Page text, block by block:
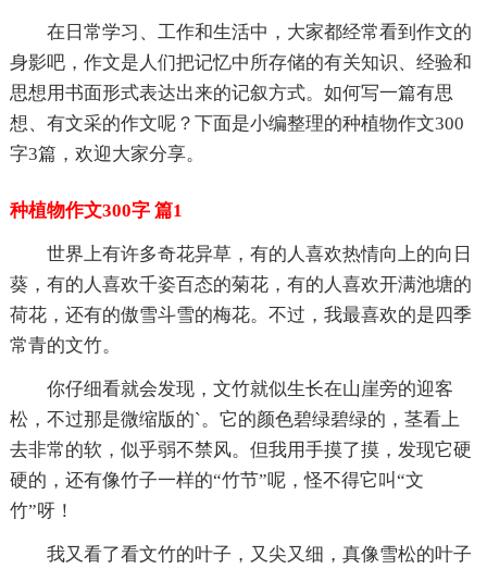
在日常学习、工作和生活中，大家都经常看到作文的
身影吧，作文是人们把记忆中所存储的有关知识、经验和
思想用书面形式表达出来的记叙方式。如何写一篇有思
想、有文采的作文呢？下面是小编整理的种植物作文300
字3篇，欢迎大家分享。
种植物作文300字 篇1
世界上有许多奇花异草，有的人喜欢热情向上的向日
葵，有的人喜欢千姿百态的菊花，有的人喜欢开满池塘的
荷花，还有的傲雪斗雪的梅花。不过，我最喜欢的是四季
常青的文竹。
你仔细看就会发现，文竹就似生长在山崖旁的迎客
松，不过那是微缩版的`。它的颜色碧绿碧绿的，茎看上
去非常的软，似乎弱不禁风。但我用手摸了摸，发现它硬
硬的，还有像竹子一样的“竹节”呢，怪不得它叫“文
竹”呀！
我又看了看文竹的叶子，又尖又细，真像雪松的叶子